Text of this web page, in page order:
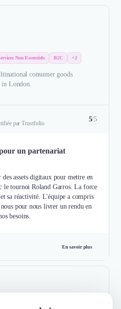
Non Essentiels B2C +2
consumer goods
London.
par Trustfolio
5/5
un partenariat
assets digitaux pour mettre en
le tournoi Roland Garros. La force
sa réactivité. L'équipe a compris
pour nous livrer un rendu en
besoins.
En savoir plus